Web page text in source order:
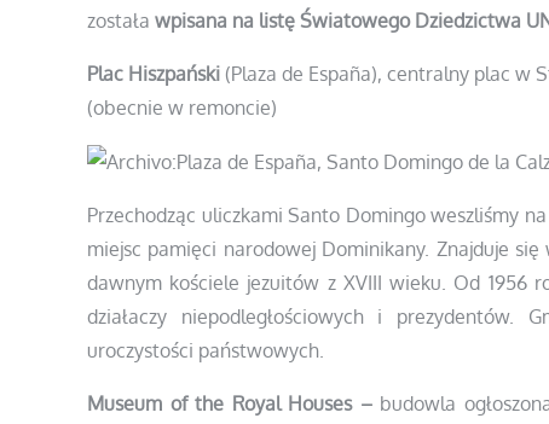
została wpisana na listę Światowego Dziedzictwa
Plac Hiszpański (Plaza de España), centralny plac w
(obecnie w remoncie)
Przechodząc uliczkami Santo Domingo weszliśmy
miejsc pamięci narodowej Dominikany. Znajduje
dawnym kościele jezuitów z XVIII wieku. Od 1956
działaczy niepodległościowych i prezydentów.
uroczystości państwowych.
Museum of the Royal Houses – budowla